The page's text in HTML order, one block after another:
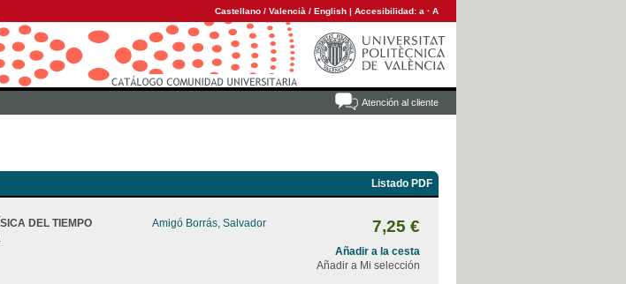
Castellano / Valencià / English | Accesibilidad: a · A
Atención al cliente
Listado PDF
DEL TIEMPO
Amigó Borrás, Salvador 7,25 €
Añadir a la cesta
Añadir a Mi selección